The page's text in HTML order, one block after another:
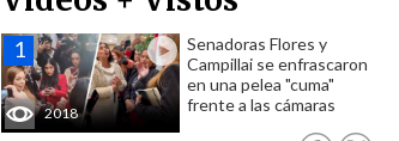
2018
Senadoras Flores y
Campillai se enfrascaron
en una pelea "cuma"
frente a las cámaras